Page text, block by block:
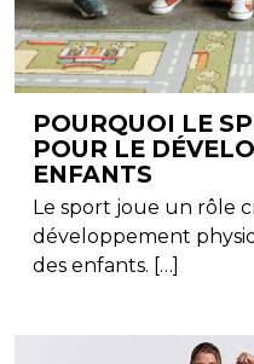
POURQUOI LE
POUR LE
ENFANTS
Le sport joue un rôle
développement
des enfants. […]